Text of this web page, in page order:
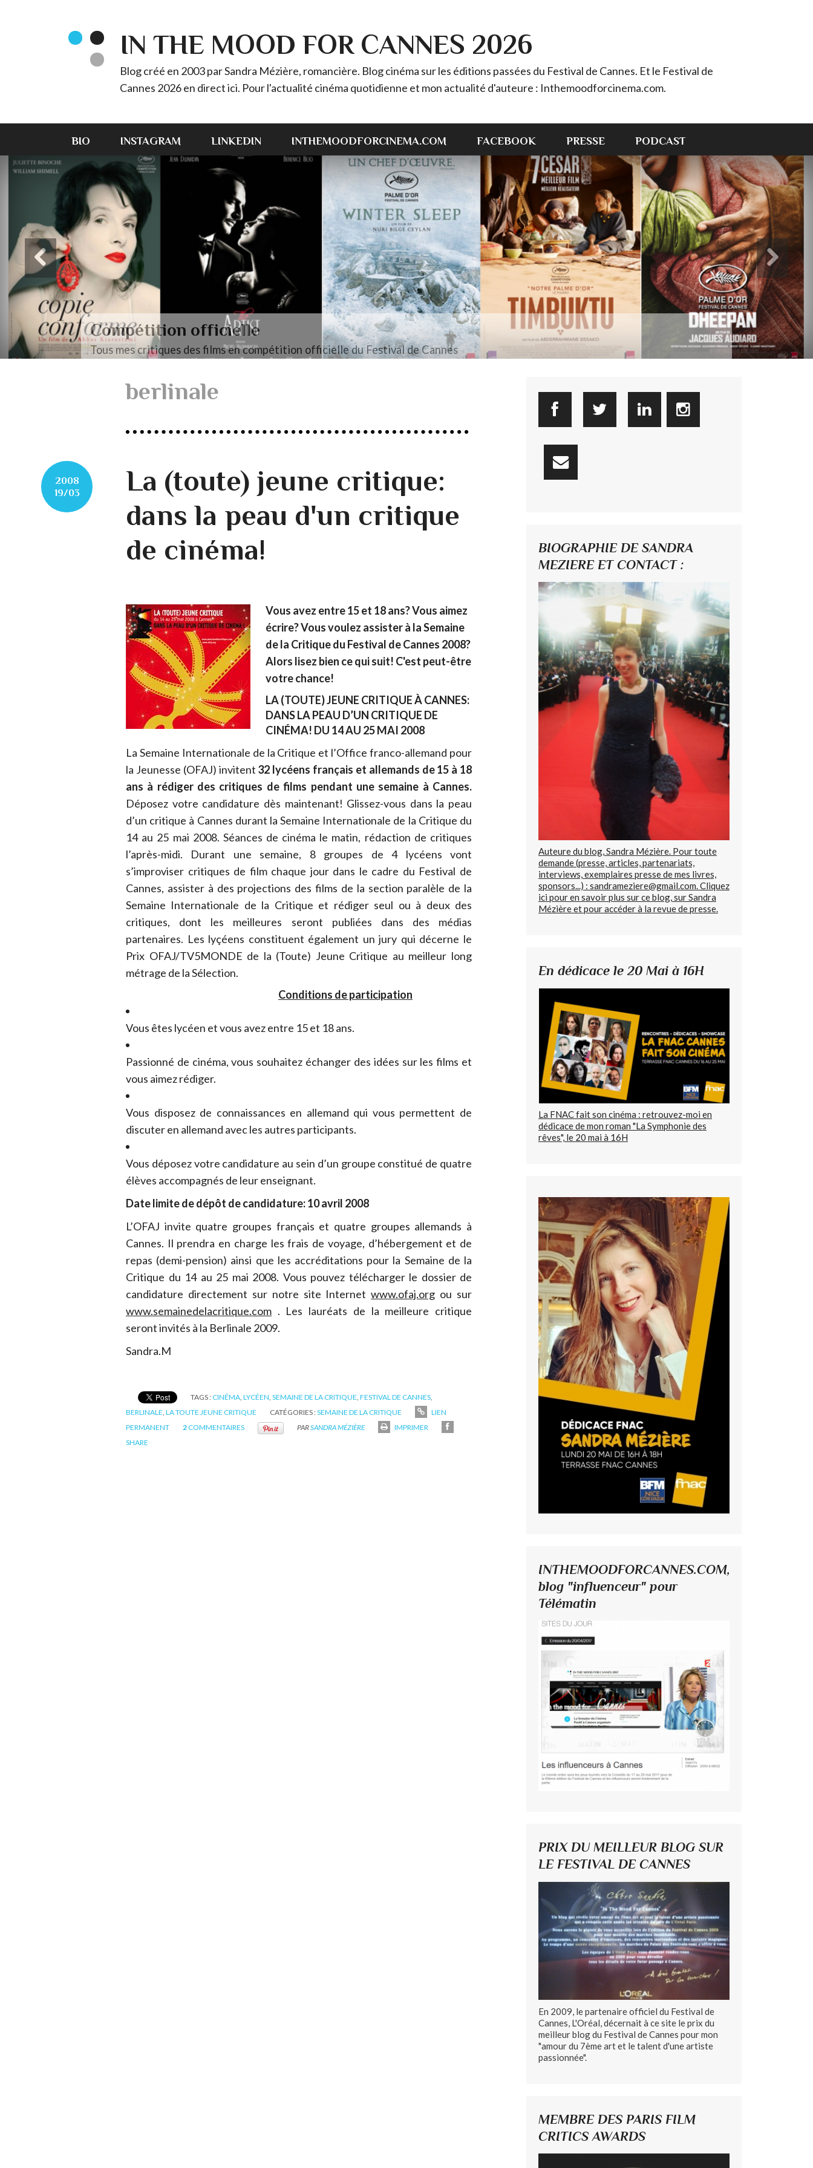
IN THE MOOD FOR CANNES 2026
Blog créé en 2003 par Sandra Mézière, romancière. Blog cinéma sur les éditions passées du Festival de Cannes. Et le Festival de
Cannes 2026 en direct ici. Pour l'actualité cinéma quotidienne et mon actualité d'auteure : Inthemoodforcinema.com.
BIO INSTAGRAM LINKEDIN INTHEMOODFORCINEMA.COM FACEBOOK PRESSE PODCAST
Compétition officielle
Tous mes critiques des films en compétition officielle du Festival de Cannes
berlinale
2008
19/03
La (toute) jeune critique:
dans la peau d'un critique
de cinéma!
Vous avez entre 15 et 18 ans? Vous aimez
écrire? Vous voulez assister à la Semaine
de la Critique du Festival de Cannes 2008?
Alors lisez bien ce qui suit! C'est peut-être
votre chance!
LA (TOUTE) JEUNE CRITIQUE À CANNES:
DANS LA PEAU D’UN CRITIQUE DE
CINÉMA! DU 14 AU 25 MAI 2008
La Semaine Internationale de la Critique et l’Office franco-allemand pour
la Jeunesse (OFAJ) invitent 32 lycéens français et allemands de 15 à 18
ans à rédiger des critiques de films pendant une semaine à Cannes.
Déposez votre candidature dès maintenant! Glissez-vous dans la peau
d’un critique à Cannes durant la Semaine Internationale de la Critique du
14 au 25 mai 2008. Séances de cinéma le matin, rédaction de critiques
l’après-midi. Durant une semaine, 8 groupes de 4 lycéens vont
s’improviser critiques de film chaque jour dans le cadre du Festival de
Cannes, assister à des projections des films de la section paralèle de la
Semaine Internationale de la Critique et rédiger seul ou à deux des
critiques, dont les meilleures seront publiées dans des médias
partenaires. Les lyçéens constituent également un jury qui décerne le
Prix OFAJ/TV5MONDE de la (Toute) Jeune Critique au meilleur long
métrage de la Sélection.
Conditions de participation
Vous êtes lycéen et vous avez entre 15 et 18 ans.
Passionné de cinéma, vous souhaitez échanger des idées sur les films et
vous aimez rédiger.
Vous disposez de connaissances en allemand qui vous permettent de
discuter en allemand avec les autres participants.
Vous déposez votre candidature au sein d’un groupe constitué de quatre
élèves accompagnés de leur enseignant.
Date limite de dépôt de candidature: 10 avril 2008
L’OFAJ invite quatre groupes français et quatre groupes allemands à
Cannes. Il prendra en charge les frais de voyage, d’hébergement et de
repas (demi-pension) ainsi que les accréditations pour la Semaine de la
Critique du 14 au 25 mai 2008. Vous pouvez télécharger le dossier de
candidature directement sur notre site Internetwww.ofaj.org ou sur
www.semainedelacritique.com . Les lauréats de la meilleure critique
seront invités à la Berlinale 2009.
Sandra.M
TAGS : CINÉMA, LYCÉEN, SEMAINE DE LA CRITIQUE, FESTIVAL DE CANNES,
BERLINALE, LA TOUTE JEUNE CRITIQUE CATÉGORIES :SEMAINE DE LA CRITIQUE
LIEN
PERMANENT
2 COMMENTAIRES PARSANDRA MÉZIÈRE
IMPRIMER
SHARE
BIOGRAPHIE DE SANDRA
MEZIERE ET CONTACT :
Auteure du blog, Sandra Mézière. Pour toute
demande (presse, articles, partenariats,
interviews, exemplaires presse de mes livres,
sponsors...) : sandrameziere@gmail.com. Cliquez
ici pour en savoir plus sur ce blog, sur Sandra
Mézière et pour accéder à la revue de presse.
En dédicace le 20 Mai à 16H
La FNAC fait son cinéma : retrouvez-moi en
dédicace de mon roman "La Symphonie des
rêves", le 20 mai à 16H
INTHEMOODFORCANNES.COM,
blog "influenceur" pour
Télématin
PRIX DU MEILLEUR BLOG SUR
LE FESTIVAL DE CANNES
En 2009, le partenaire officiel du Festival de
Cannes, L'Oréal, décernait à ce site le prix du
meilleur blog du Festival de Cannes pour mon
"amour du 7ème art et le talent d'une artiste
passionnée".
MEMBRE DES PARIS FILM
CRITICS AWARDS